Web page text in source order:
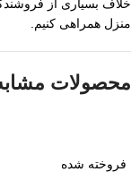
خلاف بسیاری از
منزل همراهی کنیم.
محصولات
فروخته شده